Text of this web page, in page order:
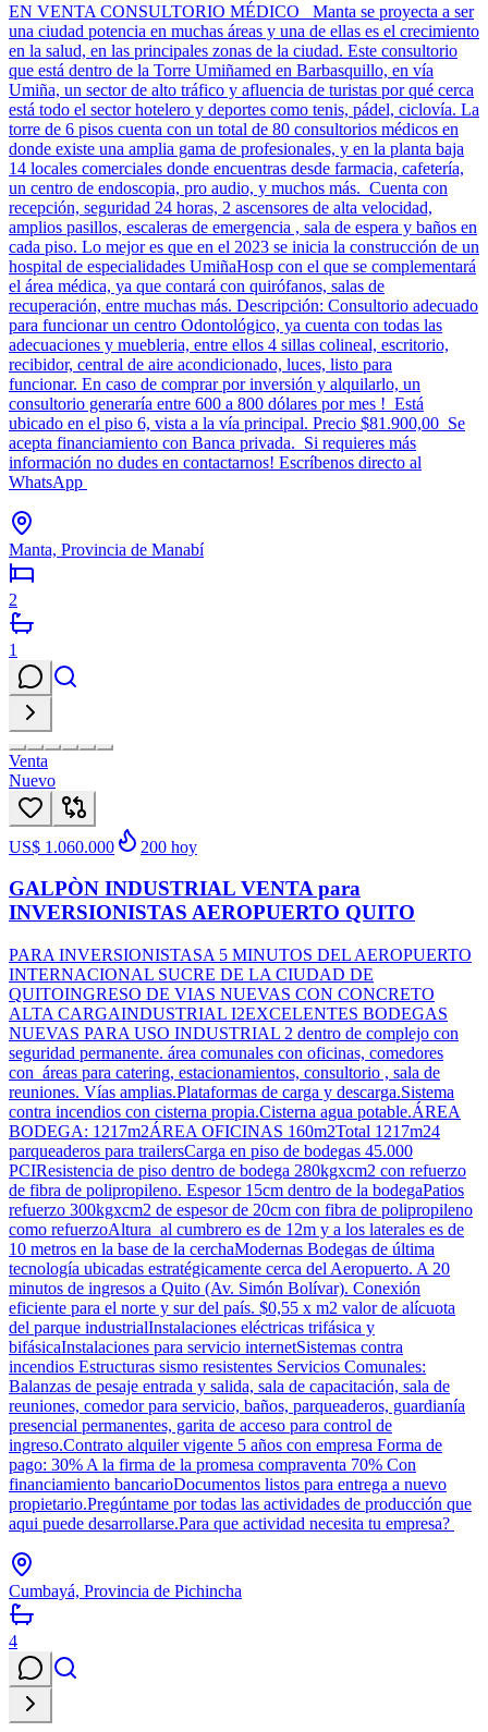
EN VENTA CONSULTORIO MÉDICO Manta se proyecta a ser
una ciudad potencia en muchas áreas y una de ellas es el crecimiento
en la salud, en las principales zonas de la ciudad. Este consultorio
que está dentro de la Torre Umiñamed en Barbasquillo, en vía
Umiña, un sector de alto tráfico y afluencia de turistas por qué cerca
está todo el sector hotelero y deportes como tenis, pádel, ciclovía. La
torre de 6 pisos cuenta con un total de 80 consultorios médicos en
donde existe una amplia gama de profesionales, y en la planta baja
14 locales comerciales donde encuentras desde farmacia, cafetería,
un centro de endoscopia, pro audio, y muchos más. Cuenta con
recepción, seguridad 24 horas, 2 ascensores de alta velocidad,
amplios pasillos, escaleras de emergencia , sala de espera y baños en
cada piso. Lo mejor es que en el 2023 se inicia la construcción de un
hospital de especialidades UmiñaHosp con el que se complementará
el área médica, ya que contará con quirófanos, salas de
recuperación, entre muchas más. Descripción: Consultorio adecuado
para funcionar un centro Odontológico, ya cuenta con todas las
adecuaciones y muebleria, entre ellos 4 sillas colineal, escritorio,
recibidor, central de aire acondicionado, luces, listo para
funcionar. En caso de comprar por inversión y alquilarlo, un
consultorio generaría entre 600 a 800 dólares por mes ! Está
ubicado en el piso 6, vista a la vía principal. Precio $81.900,00 Se
acepta financiamiento con Banca privada. Si requieres más
información no dudes en contactarnos! Escríbenos directo al
WhatsApp
Manta, Provincia de Manabí
2
1
Venta
Nuevo
US$ 1.060.000 200 hoy
GALPÒN INDUSTRIAL VENTA para
INVERSIONISTAS AEROPUERTO QUITO
PARA INVERSIONISTASA 5 MINUTOS DEL AEROPUERTO
INTERNACIONAL SUCRE DE LA CIUDAD DE
QUITOINGRESO DE VIAS NUEVAS CON CONCRETO
ALTA CARGAINDUSTRIAL I2EXCELENTES BODEGAS
NUEVAS PARA USO INDUSTRIAL 2 dentro de complejo con
seguridad permanente. área comunales con oficinas, comedores
con áreas para catering, estacionamientos, consultorio , sala de
reuniones. Vías amplias.Plataformas de carga y descarga.Sistema
contra incendios con cisterna propia.Cisterna agua potable.ÁREA
BODEGA: 1217m2ÁREA OFICINAS 160m2Total 1217m24
parqueaderos para trailersCarga en piso de bodegas 45.000
PCIResistencia de piso dentro de bodega 280kgxcm2 con refuerzo
de fibra de polipropileno. Espesor 15cm dentro de la bodegaPatios
refuerzo 300kgxcm2 de espesor de 20cm con fibra de polipropileno
como refuerzoAltura al cumbrero es de 12m y a los laterales es de
10 metros en la base de la cerchaModernas Bodegas de última
tecnología ubicadas estratégicamente cerca del Aeropuerto. A 20
minutos de ingresos a Quito (Av. Simón Bolívar). Conexión
eficiente para el norte y sur del país. $0,55 x m2 valor de alícuota
del parque industrialInstalaciones eléctricas trifásica y
bifásicaInstalaciones para servicio internetSistemas contra
incendios Estructuras sismo resistentes Servicios Comunales:
Balanzas de pesaje entrada y salida, sala de capacitación, sala de
reuniones, comedor para servicio, baños, parqueaderos, guardianía
presencial permanentes, garita de acceso para control de
ingreso.Contrato alquiler vigente 5 años con empresa Forma de
pago: 30% A la firma de la promesa compraventa 70% Con
financiamiento bancarioDocumentos listos para entrega a nuevo
propietario.Pregúntame por todas las actividades de producción que
aqui puede desarrollarse.Para que actividad necesita tu empresa?
Cumbayá, Provincia de Pichincha
4